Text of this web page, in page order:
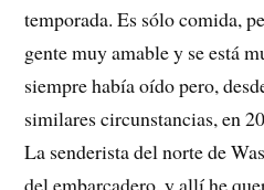
temporada. Es sólo comida,
gente muy amable y se está
siempre había oído pero,
similares circunstancias, en
La senderista del norte de
del embarcadero, y allí he